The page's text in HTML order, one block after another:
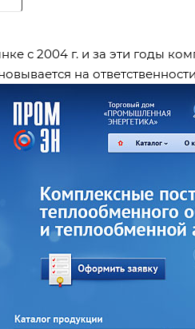
с 2004 г. и за эти годы
на